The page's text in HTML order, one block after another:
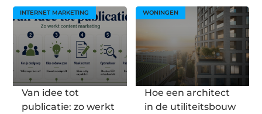
INTERNET MARKETING
Van idee tot
publicatie: zo werkt
WONINGEN
Hoe een architect
in de utiliteitsbouw